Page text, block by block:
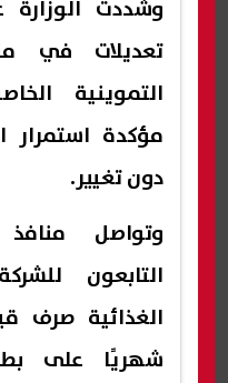
وشددت
تعديلات في
التموينية
مؤكدة استمرار
دون تغيير.
وتواصل منافذ
التابعون
الغذائية صرف
شهريًا على